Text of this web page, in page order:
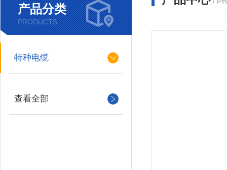
产品分类
PRODUCTS
特种电缆
查看全部